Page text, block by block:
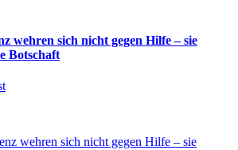
wehren sich nicht gegen Hilfe – sie
Botschaft